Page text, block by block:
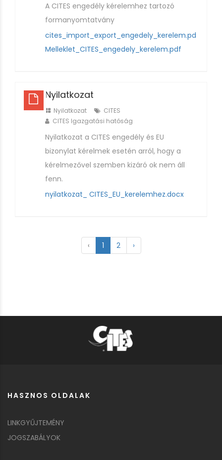
A CITES engedély kérelemhez tartozó
formanyomtatvány
cites_import_export_engedely_kerelem.pdf
Melleklet_CITES_engedely_kerelem.pdf
Nyilatkozat
Nyilatkozat
CITES
CITES Igazgatási hatóság
Nyilatkozat a CITES engedély és EU
bizonylat kérelmek esetén arról, hogy a
kérelmezővel szemben kizáró ok nem áll
fenn.
nyilatkozat_ CITES_EU_kerelemhez.docx
‹ 1 2 ›
HASZNOS OLDALAK
LINKGYŰJTEMÉNY
JOGSZABÁLYOK